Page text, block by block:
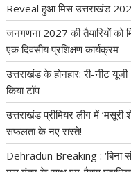
Reveal हुआ मिस उत्तराखंड
जनगणना 2027 की तैयारियों को
एक दिवसीय प्रशिक्षण कार्यक्रम
उत्तराखंड के होनहार: री-नीट
किया टॉप
उत्तराखंड प्रीमियर लीग में
सफलता के नए रास्ते!
Dehradun Breaking : ‘बिना